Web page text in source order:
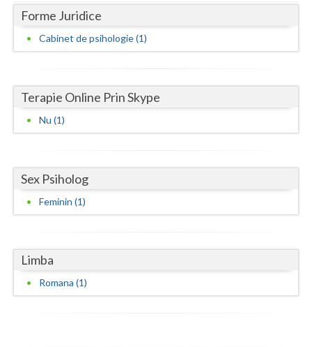
Harghita
Hunedoara
Iasi
Ilfov
Mehedinti
Mures
Olt
Prahova
Forme Juridice
Cabinet de psihologie (1)
Terapie Online Prin Skype
Nu (1)
Sex Psiholog
Feminin (1)
Limba
Romana (1)